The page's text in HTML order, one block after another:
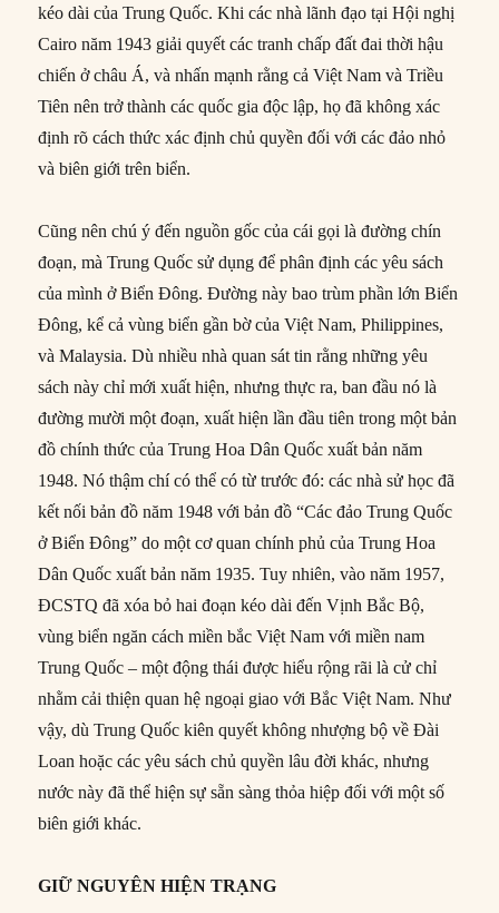
kéo dài của Trung Quốc. Khi các nhà lãnh đạo tại Hội nghị
Cairo năm 1943 giải quyết các tranh chấp đất đai thời hậu
chiến ở châu Á, và nhấn mạnh rằng cả Việt Nam và Triều
Tiên nên trở thành các quốc gia độc lập, họ đã không xác
định rõ cách thức xác định chủ quyền đối với các đảo nhỏ
và biên giới trên biển.
Cũng nên chú ý đến nguồn gốc của cái gọi là đường chín
đoạn, mà Trung Quốc sử dụng để phân định các yêu sách
của mình ở Biển Đông. Đường này bao trùm phần lớn Biển
Đông, kể cả vùng biển gần bờ của Việt Nam, Philippines,
và Malaysia. Dù nhiều nhà quan sát tin rằng những yêu
sách này chỉ mới xuất hiện, nhưng thực ra, ban đầu nó là
đường mười một đoạn, xuất hiện lần đầu tiên trong một bản
đồ chính thức của Trung Hoa Dân Quốc xuất bản năm
1948. Nó thậm chí có thể có từ trước đó: các nhà sử học đã
kết nối bản đồ năm 1948 với bản đồ “Các đảo Trung Quốc
ở Biển Đông” do một cơ quan chính phủ của Trung Hoa
Dân Quốc xuất bản năm 1935. Tuy nhiên, vào năm 1957,
ĐCSTQ đã xóa bỏ hai đoạn kéo dài đến Vịnh Bắc Bộ,
vùng biển ngăn cách miền bắc Việt Nam với miền nam
Trung Quốc – một động thái được hiểu rộng rãi là cử chỉ
nhằm cải thiện quan hệ ngoại giao với Bắc Việt Nam. Như
vậy, dù Trung Quốc kiên quyết không nhượng bộ về Đài
Loan hoặc các yêu sách chủ quyền lâu đời khác, nhưng
nước này đã thể hiện sự sẵn sàng thỏa hiệp đối với một số
biên giới khác.
GIỮ NGUYÊN HIỆN TRẠNG